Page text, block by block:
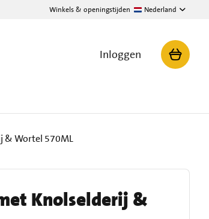
Winkels & openingstijden Nederland
Inloggen
& Wortel 570ML
Knolselderij &